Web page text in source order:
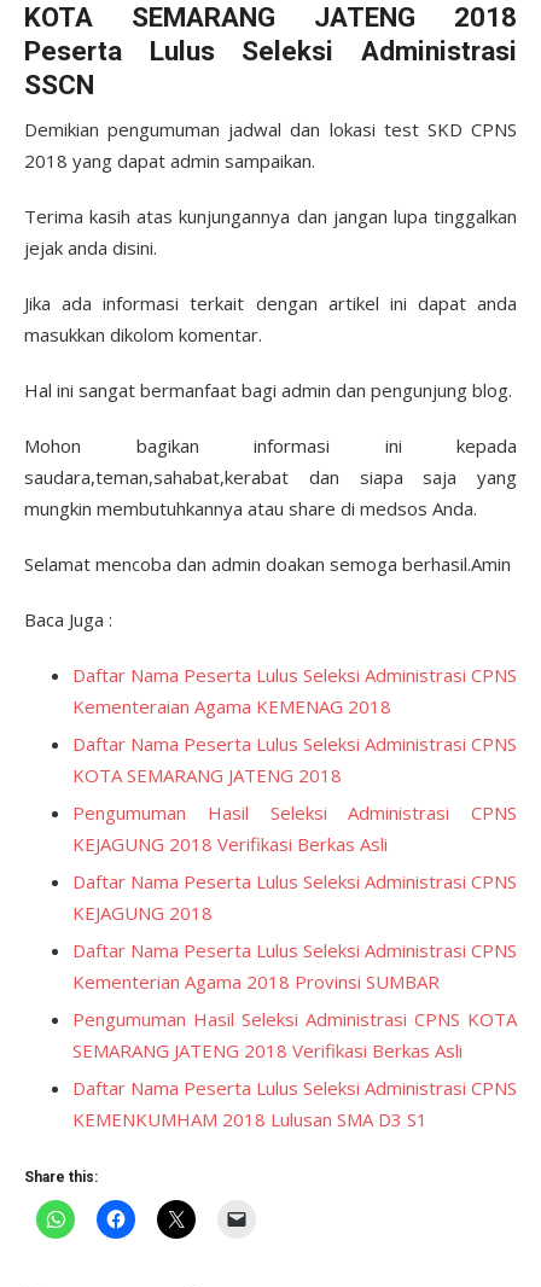
KOTA SEMARANG JATENG 2018
Peserta Lulus Seleksi Administrasi
SSCN
Demikian pengumuman jadwal dan lokasi test SKD CPNS
2018 yang dapat admin sampaikan.
Terima kasih atas kunjungannya dan jangan lupa tinggalkan
jejak anda disini.
Jika ada informasi terkait dengan artikel ini dapat anda
masukkan dikolom komentar.
Hal ini sangat bermanfaat bagi admin dan pengunjung blog.
Mohon bagikan informasi ini kepada
saudara,teman,sahabat,kerabat dan siapa saja yang
mungkin membutuhkannya atau share di medsos Anda.
Selamat mencoba dan admin doakan semoga berhasil.Amin
Baca Juga :
Daftar Nama Peserta Lulus Seleksi Administrasi CPNS
Kementeraian Agama KEMENAG 2018
Daftar Nama Peserta Lulus Seleksi Administrasi CPNS
KOTA SEMARANG JATENG 2018
Pengumuman Hasil Seleksi Administrasi CPNS
KEJAGUNG 2018 Verifikasi Berkas Asli
Daftar Nama Peserta Lulus Seleksi Administrasi CPNS
KEJAGUNG 2018
Daftar Nama Peserta Lulus Seleksi Administrasi CPNS
Kementerian Agama 2018 Provinsi SUMBAR
Pengumuman Hasil Seleksi Administrasi CPNS KOTA
SEMARANG JATENG 2018 Verifikasi Berkas Asli
Daftar Nama Peserta Lulus Seleksi Administrasi CPNS
KEMENKUMHAM 2018 Lulusan SMA D3 S1
Share this: